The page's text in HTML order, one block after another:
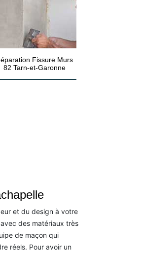
Fissure Murs
82 Tarn-et-Garonne
et du design à votre
des matériaux très
de maçon qui
réels. Pour avoir un